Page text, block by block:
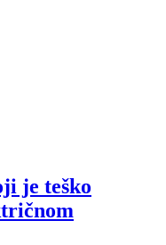
je teško